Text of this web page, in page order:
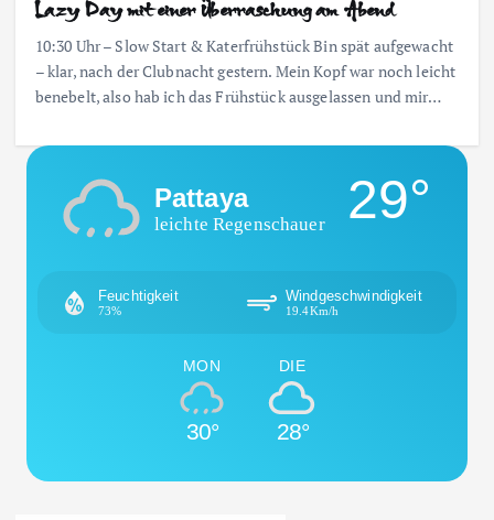
Lazy Day mit einer Überraschung am Abend
10:30 Uhr – Slow Start & Katerfrühstück Bin spät aufgewacht
– klar, nach der Clubnacht gestern. Mein Kopf war noch leicht
benebelt, also hab ich das Frühstück ausgelassen und mir…
Pattaya
leichte Regenschauer 29°
Feuchtigkeit
73%
Windgeschwindigkeit
19.4Km/h
MON
30°
DIE
28°